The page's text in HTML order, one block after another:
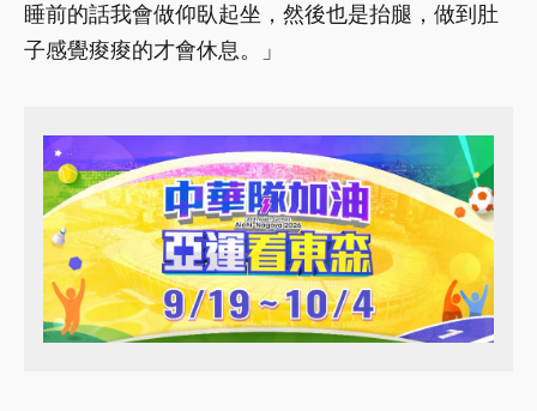
睡前的話我會做仰臥起坐，然後也是抬腿，做到肚
子感覺痠痠的才會休息。」